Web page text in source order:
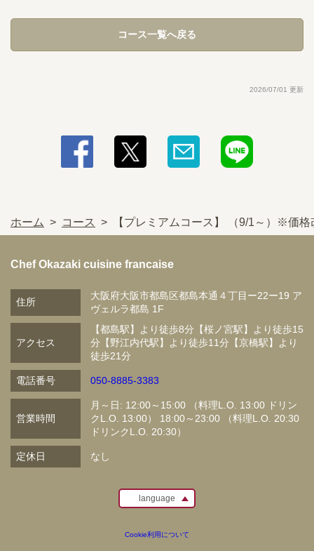
コース一覧へ戻る
2026/07/01 更新
ホーム コース 【プレミアムコース】 （9/1～）※価格
Chef Okazaki cuisine francaise
住所
大阪府大阪市都島区都島本通４丁目ー22ー19 ア
ヴェルラ都島 1F
アクセス
【都島駅】より徒歩8分【桜ノ宮駅】より徒歩15
分【野江内代駅】より徒歩11分【京橋駅】より
徒歩21分
電話番号 050-8885-3383
営業時間
月～日: 12:00～15:00 （料理L.O. 13:00 ドリン
クL.O. 13:00） 18:00～23:00 （料理L.O. 20:30
ドリンクL.O. 20:30）
定休日 なし
language
Cookie利用について